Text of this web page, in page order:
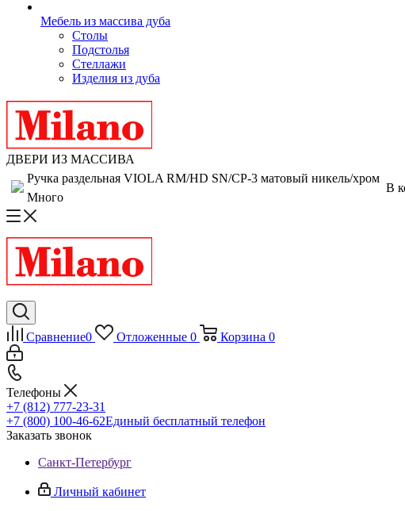
Мебель из массива дуба
Столы
Подстолья
Стеллажи
Изделия из дуба
ДВЕРИ ИЗ МАССИВА
Ручка раздельная VIOLA RM/HD SN/CP-3 матовый никель/хром
Много
В
Сравнение0 Отложенные 0 Корзина 0
Телефоны
+7 (812) 777-23-31
+7 (800) 100-46-62Единый бесплатный телефон
Заказать звонок
Санкт-Петербург
Личный кабинет